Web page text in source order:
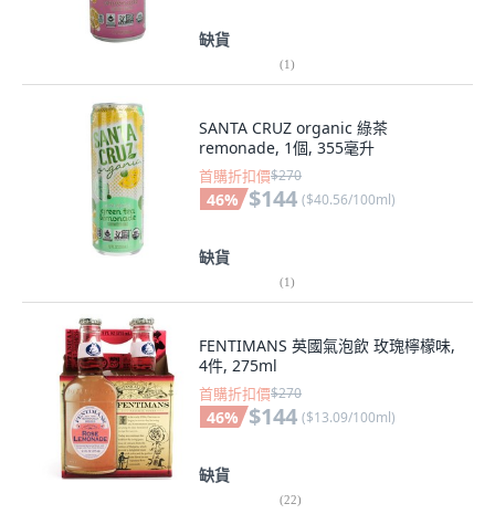
缺貨
(1)
SANTA CRUZ organic 綠茶
remonade, 1個, 355毫升
首購折扣價$270
46% $144 ($40.56/100ml)
缺貨
(1)
FENTIMANS 英國氣泡飲 玫瑰檸檬味,
4件, 275ml
首購折扣價$270
46% $144 ($13.09/100ml)
缺貨
(22)